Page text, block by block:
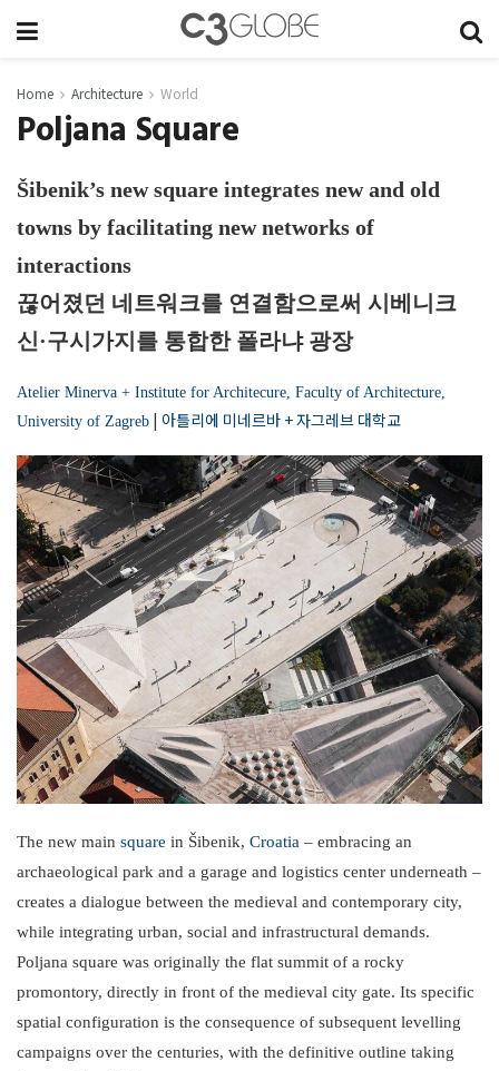
Home Architecture World
Poljana Square
Šibenik’s new square integrates new and old
towns by facilitating new networks of
interactions
끊어졌던 네트워크를 연결함으로써 시베니크
신·구시가지를 통합한 폴라냐 광장
Atelier Minerva + Institute for Architecure, Faculty of Architecture,
University of Zagreb | 아틀리에 미네르바 + 자그레브 대학교
The new main square in Šibenik, Croatia – embracing an
archaeological park and a garage and logistics center underneath –
creates a dialogue between the medieval and contemporary city,
while integrating urban, social and infrastructural demands.
Poljana square was originally the flat summit of a rocky
promontory, directly in front of the medieval city gate. Its specific
spatial configuration is the consequence of subsequent levelling
campaigns over the centuries, with the definitive outline taking